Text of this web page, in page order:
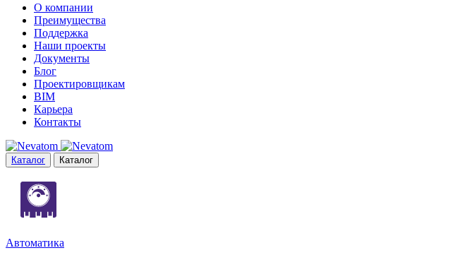
О компании
Преимущества
Поддержка
Наши проекты
Документы
Блог
Проектировщикам
BIM
Карьера
Контакты
Каталог Каталог
Автоматика